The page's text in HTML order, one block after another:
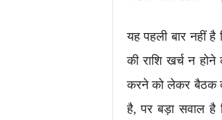
यह पहली बार नहीं
की राशि खर्च न
करने को लेकर बैठक
है, पर बड़ा सवाल है